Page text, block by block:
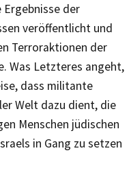
der
veröffentlicht und
Terroraktionen der
Was Letzteres angeht,
dass militante
Welt dazu dient, die
Menschen jüdischen
in Gang zu setzen